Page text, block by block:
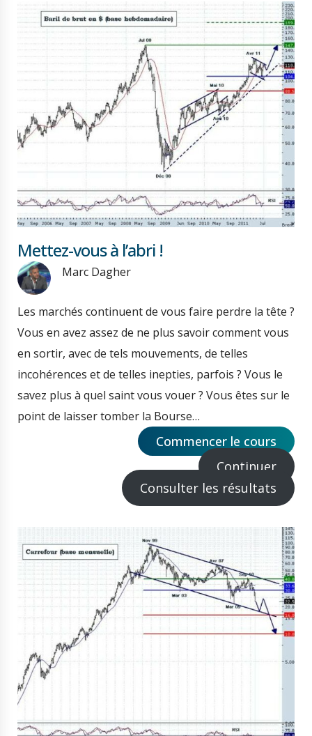
Mettez-vous à l’abri !
Marc Dagher
Les marchés continuent de vous faire perdre la tête ?
Vous en avez assez de ne plus savoir comment vous
en sortir, avec de tels mouvements, de telles
incohérences et de telles inepties, parfois ? Vous le
savez plus à quel saint vous vouer ? Vous êtes sur le
point de laisser tomber la Bourse…
Commencer le cours
Continuer
Consulter les résultats